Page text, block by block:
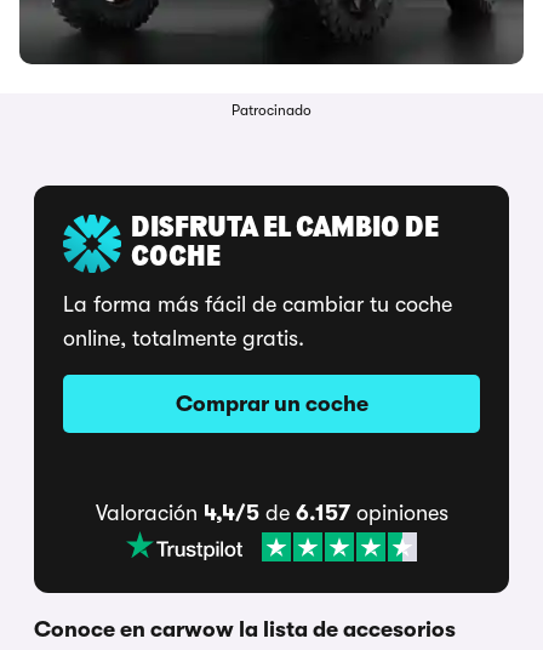
Patrocinado
DISFRUTA EL CAMBIO DE
COCHE
La forma más fácil de cambiar tu coche
online, totalmente gratis.
Comprar un coche
Valoración 4,4/5de 6.157opiniones
Conoce en carwow la lista de accesorios